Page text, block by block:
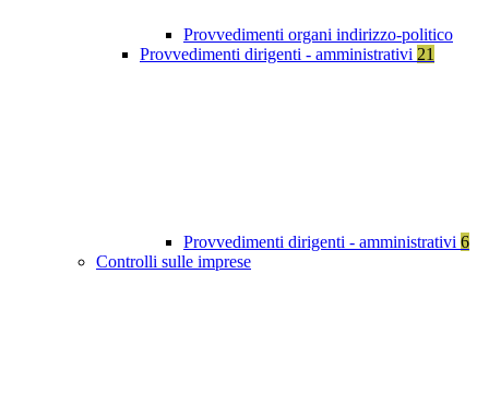
Provvedimenti organi indirizzo-politico
Provvedimenti dirigenti - amministrativi 21
Provvedimenti dirigenti - amministrativi 6
Controlli sulle imprese